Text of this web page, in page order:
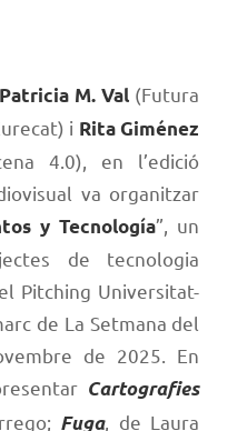
Patricia M. Val (Futura
i Rita Giménez
4.0), en l’edició
va organitzar
y Tecnología”, un
de tecnologia
Pitching Universitat-
de La Setmana del
de 2025. En
Cartografies
Fuga, de Laura